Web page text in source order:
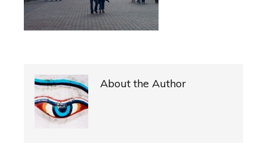
About the Author